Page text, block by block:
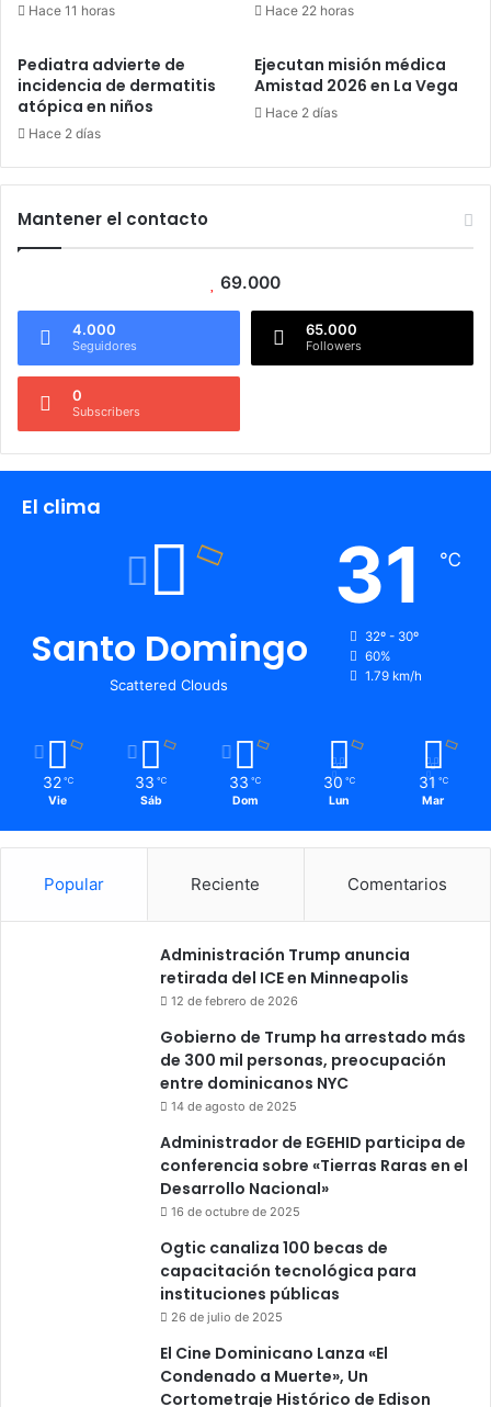
Hace 11 horas Hace 22 horas
Pediatra advierte de
incidencia de dermatitis
atópica en niños
Hace 2 días
Ejecutan misión médica
Amistad 2026 en La Vega
Hace 2 días
Mantener el contacto
69.000
4.000
Seguidores
65.000
Followers
0
Subscribers
El clima
Santo Domingo
Scattered Clouds
31 ℃
32º - 30º
60%
1.79 km/h
32 ℃
Vie
33 ℃
Sáb
33 ℃
Dom
30 ℃
Lun
31 ℃
Mar
Popular Reciente Comentarios
Administración Trump anuncia
retirada del ICE en Minneapolis
12 de febrero de 2026
Gobierno de Trump ha arrestado más
de 300 mil personas, preocupación
entre dominicanos NYC
14 de agosto de 2025
Administrador de EGEHID participa de
conferencia sobre «Tierras Raras en el
Desarrollo Nacional»
16 de octubre de 2025
Ogtic canaliza 100 becas de
capacitación tecnológica para
instituciones públicas
26 de julio de 2025
El Cine Dominicano Lanza «El
Condenado a Muerte», Un
Cortometraje Histórico de Edison